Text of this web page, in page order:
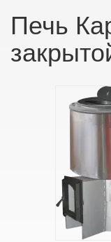
Печь